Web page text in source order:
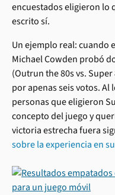
encuestados eligieron lo
escrito sí.
Un ejemplo real: cuando
Michael Cowden probó
(Outrun the 80s vs.
por apenas seis votos.
personas que eligieron
concepto del juego y
victoria estrecha fuera
sobre la experiencia en